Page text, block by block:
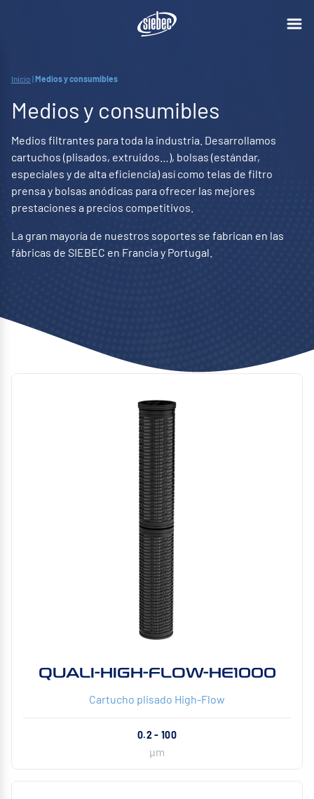
Inicio |Medios y consumibles
Medios y consumibles
Medios filtrantes para toda la industria. Desarrollamos
cartuchos (plisados, extruidos…), bolsas (estándar,
especiales y de alta eficiencia) así como telas de filtro
prensa y bolsas anódicas para ofrecer las mejores
prestaciones a precios competitivos.
La gran mayoría de nuestros soportes se fabrican en las
fábricas de SIEBEC en Francia y Portugal.
QUALI-HIGH-FLOW-HE1000
Cartucho plisado High-Flow
0.2 - 100
µm